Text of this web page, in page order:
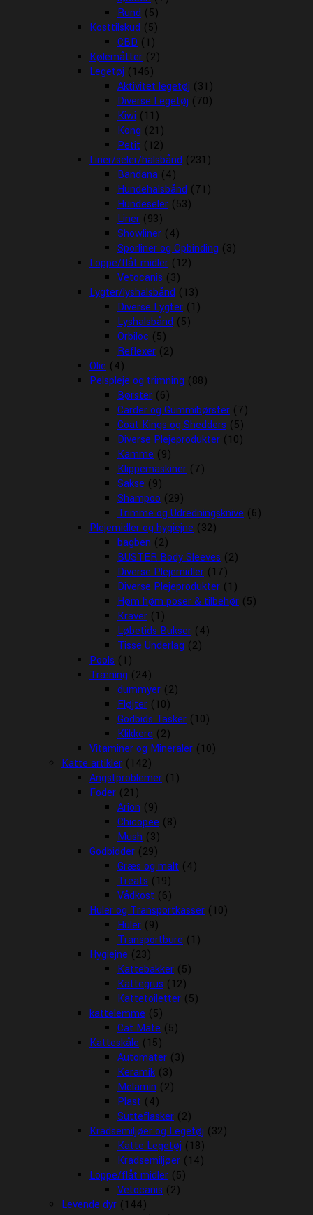
Rund (5)
Kosttilskud (5)
CBD (1)
Kølemåtter (2)
Legetøj (146)
Aktivitet legetøj (31)
Diverse Legetøj (70)
Kiwi (11)
Kong (21)
Petit (12)
Liner/seler/halsbånd (231)
Bandana (4)
Hundehalsbånd (71)
Hundeseler (53)
Liner (93)
Showliner (4)
Sporliner og Opbinding (3)
Loppe/flåt midler (12)
Vetocanis (3)
Lygter/lyshalsbånd (13)
Diverse Lygter (1)
Lyshalsbånd (5)
Orbiloc (5)
Reflexer (2)
Olie (4)
Pelspleje og trimning (88)
Børster (6)
Carder og Gummibørster (7)
Coat Kings og Shedders (5)
Diverse Plejeprodukter (10)
Kamme (9)
Klippemaskiner (7)
Sakse (9)
Shampoo (29)
Trimme og Udredningsknive (6)
Plejemidler og hygiejne (32)
bagben (2)
BUSTER Body Sleeves (2)
Diverse Plejemidler (17)
Diverse Plejeprodukter (1)
Høm høm poser & tilbehør (5)
Kraver (1)
Løbetids Bukser (4)
Tisse Underlag (2)
Pools (1)
Træning (24)
dummyer (2)
Fløjter (10)
Godbids Tasker (10)
Klikkere (2)
Vitaminer og Mineraler (10)
Katte artikler (142)
Angstproblemer (1)
Foder (21)
Arion (9)
Chicopee (8)
Mush (3)
Godbidder (29)
Græs og malt (4)
Treats (19)
Vådkost (6)
Huler og Transportkasser (10)
Huler (9)
Transportbure (1)
Hygiejne (23)
Kattebakker (5)
Kattegrus (12)
Kattetoiletter (5)
kattelemme (5)
Cat Mate (5)
Katteskåle (15)
Automater (3)
Keramik (3)
Melamin (2)
Plast (4)
Sutteflasker (2)
Kradsemiljøer og Legetøj (32)
Katte Legetøj (18)
Kradsemiljøer (14)
Loppe/flåt midler (5)
Vetocanis (2)
Levende dyr (144)